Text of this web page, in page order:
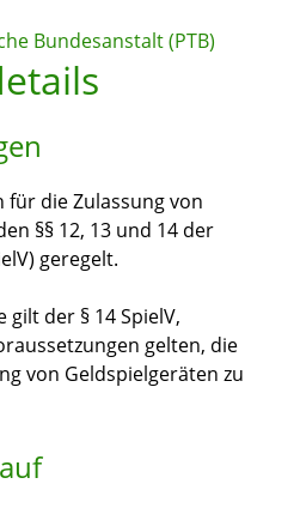
Bundesanstalt (PTB)
für die Zulassung von
§§ 12, 13 und 14 der
geregelt.
gilt der § 14 SpielV,
gelten, die
von Geldspielgeräten zu